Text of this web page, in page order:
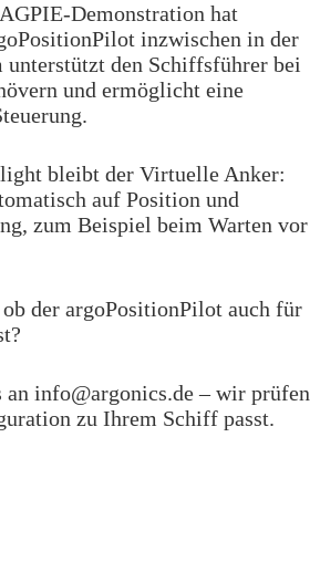
Demonstration hat
inzwischen in der
unterstützt den Schiffsführer bei
und ermöglicht eine
bleibt der Virtuelle Anker:
auf Position und
zum Beispiel beim Warten vor
der argoPositionPilot auch für
an info@argonics.de– wir prüfen
zu Ihrem Schiff passt.